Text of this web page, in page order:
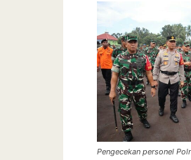
Pengecekan personel